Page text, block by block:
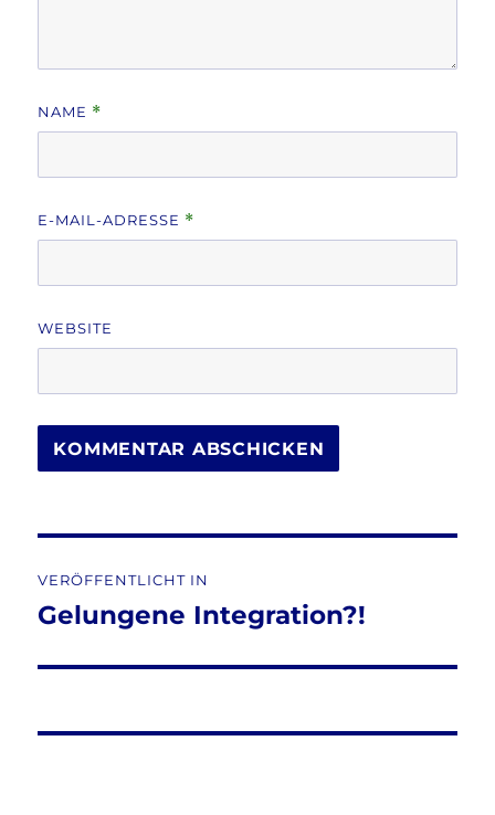
NAME *
E-MAIL-ADRESSE *
WEBSITE
VERÖFFENTLICHT IN
Gelungene Integration?!